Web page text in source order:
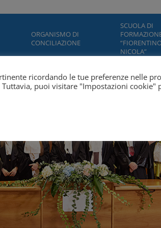
ORGANISMO DI
CONCILIAZIONE
SCUOLA DI
NICOLA”
ricordando le tue preferenze nelle
puoi visitare "Impostazioni cookie"